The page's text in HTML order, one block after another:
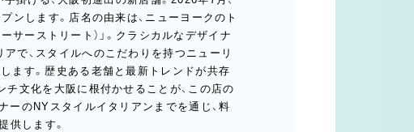
ンします。店名の由来は、ニューヨークのト
サーストリート）」。クラシカルなデザイナ
で、スタイルへのこだわりを持つニューリ
ます。歴史ある老舗と最新トレンドが共存
チ文化を大阪に根付かせることが、この店の
ーのNYスタイルイタリアンまでを通じ、料
供します。